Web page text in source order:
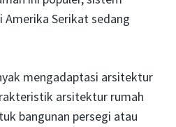
Serikat sedang
mengadaptasi arsitektur
arsitektur rumah
bangunan persegi atau